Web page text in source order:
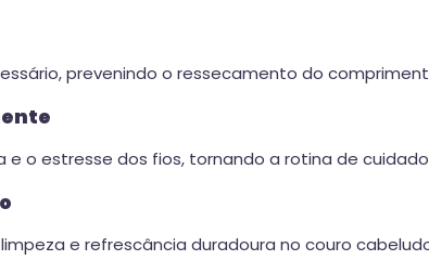
prevenindo o ressecamento do
e o estresse dos fios, tornando a rotina de
e refrescância duradoura no couro